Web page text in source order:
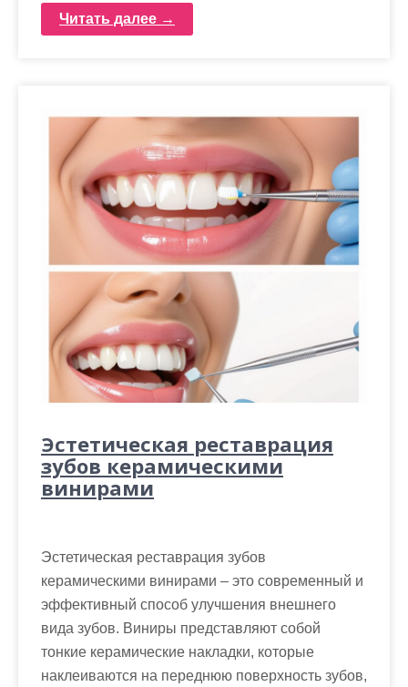
Читать далее →
Эстетическая реставрация
зубов керамическими
винирами
Эстетическая реставрация зубов
керамическими винирами – это современный и
эффективный способ улучшения внешнего
вида зубов. Виниры представляют собой
тонкие керамические накладки, которые
наклеиваются на переднюю поверхность зубов,